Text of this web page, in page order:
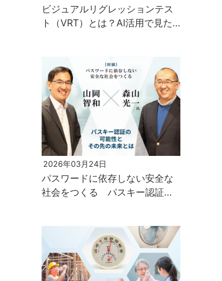
ビジュアルリグレッションテス
ト（VRT）とは？AI活用で見た
2026年03月24日
パスワードに依存しない安全な
社会をつくる パスキー認証の